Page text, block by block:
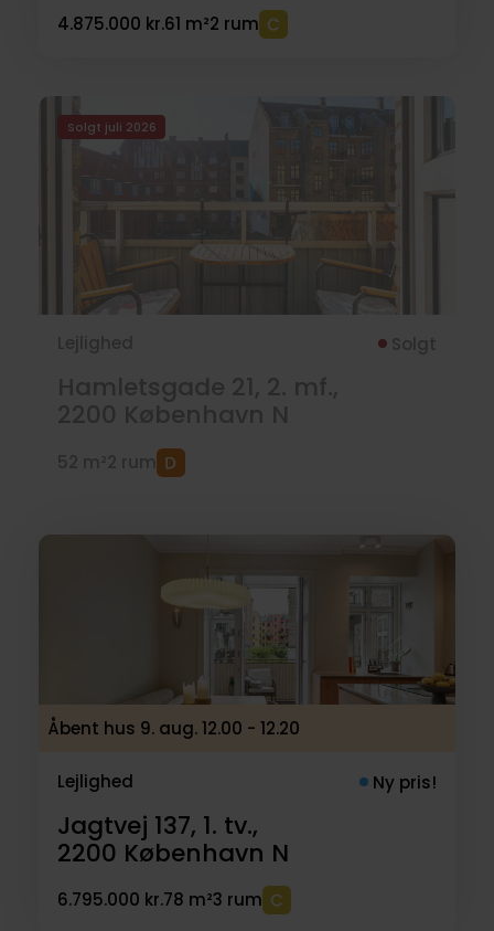
4.875.000 kr.61 m²2 rum
Solgt juli 2026
Åbent hus 9. aug. 12.00 - 12.20
Lejlighed Ny pris!
Jagtvej 137, 1. tv.,
2200 København N
6.795.000 kr.78 m²3 rum